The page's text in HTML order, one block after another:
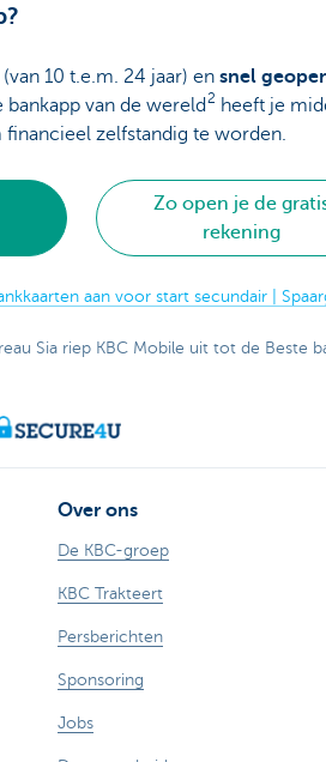
10 t.e.m. 24 jaar) en snel
van de wereld 2 heeft je
zelfstandig te worden.
Zo open je de
rekening
aan voor start secundair |
Sia riep KBC Mobile uit tot de Beste
Over ons
De KBC-groep
KBC Trakteert
Persberichten
Sponsoring
Jobs